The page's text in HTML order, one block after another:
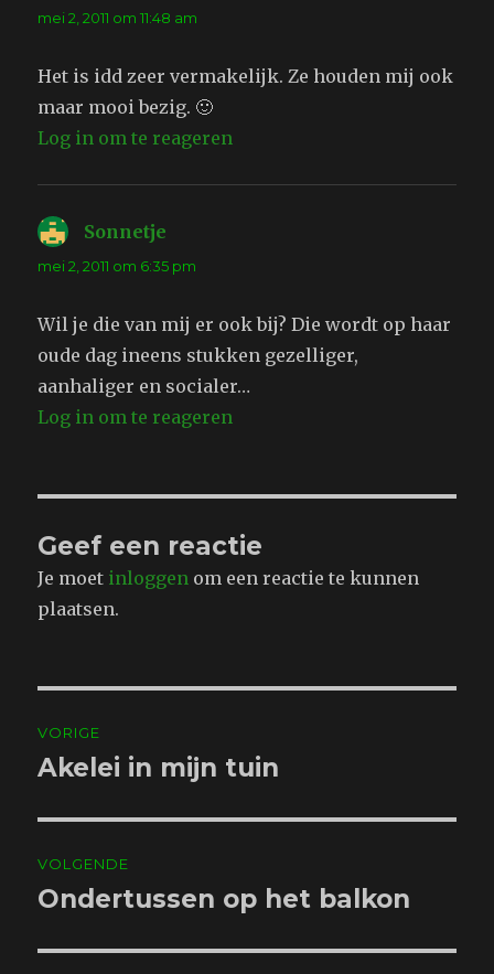
mei 2, 2011 om 11:48 am
Het is idd zeer vermakelijk. Ze houden mij ook
maar mooi bezig. 🙂
Log in om te reageren
Sonnetje
mei 2, 2011 om 6:35 pm
Wil je die van mij er ook bij? Die wordt op haar
oude dag ineens stukken gezelliger,
aanhaliger en socialer…
Log in om te reageren
Geef een reactie
Je moet inloggen om een reactie te kunnen
plaatsen.
navigatie
VORIGE
Vorig
Akelei in mijn tuin
VOLGENDE
Volgend
Ondertussen op het balkon